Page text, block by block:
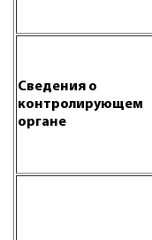
Сведения о
контролирующем
органе